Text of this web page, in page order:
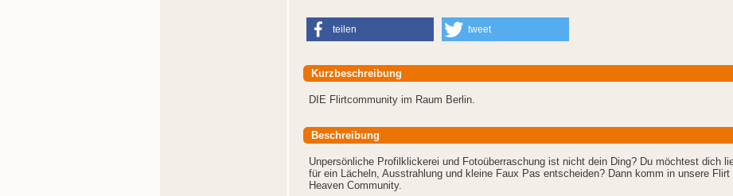
teilen tweet
Kurzbeschreibung
DIE Flirtcommunity im Raum Berlin.
Beschreibung
Unpersönliche Profilklickerei und Fotoüberraschung ist nicht dein Ding? Du möchtest dich
für ein Lächeln, Ausstrahlung und kleine Faux Pas entscheiden? Dann komm in unsere Flirt
Heaven Community.